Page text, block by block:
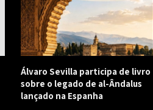
Álvaro Sevilla participa de livro
sobre o legado de al-Ândalus
lançado na Espanha